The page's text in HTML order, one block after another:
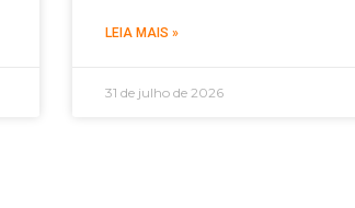
LEIA MAIS »
31 de julho de 2026